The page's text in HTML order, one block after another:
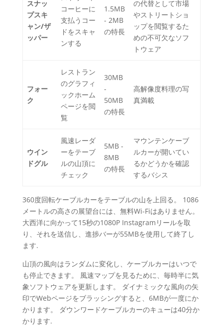
スナッ
プスキ
ャン/ザ
ッパー
コーヒーに
支払うコー
ドをスキャ
ンする
1.5MB
- 2MB
の特長
の代替として市場
やストリートショ
ップを閲覧するた
めの不可欠なソフ
トウェア
フォー
ク
レストラン
のグラフィ
ックホーム
ページを閲
覧
30MB
-
50MB
の特長
高解像度料理の写
真満載
ウイン
ドグル
風速レーダ
ーをテーブ
ルの山頂に
チェック
5MB -
8MB
の特長
マウンテンケーブ
ルカーが開いてい
るかどうかを確認
するバシス
360度回転ケーブルカーをテーブルの山を上回る。 1086
メートルの高さの展望台には、無料Wi-Fiはありません。
大西洋に向かって15秒の1080P Instagramリールを取
り、それを送信し、進捗バーが55MBを使用して終了し
ます.
山頂の風向はランダムに変化し、ケーブルカーはいつで
も停止できます。 風速マップを見るために、毎時半に気
象ソフトウェアを更新します。 ダイナミックな風向の矢
印でWebページをブラッシングすると、6MBが一度にか
かります。 ダウンワードケーブルカーのキューは40分か
かります.